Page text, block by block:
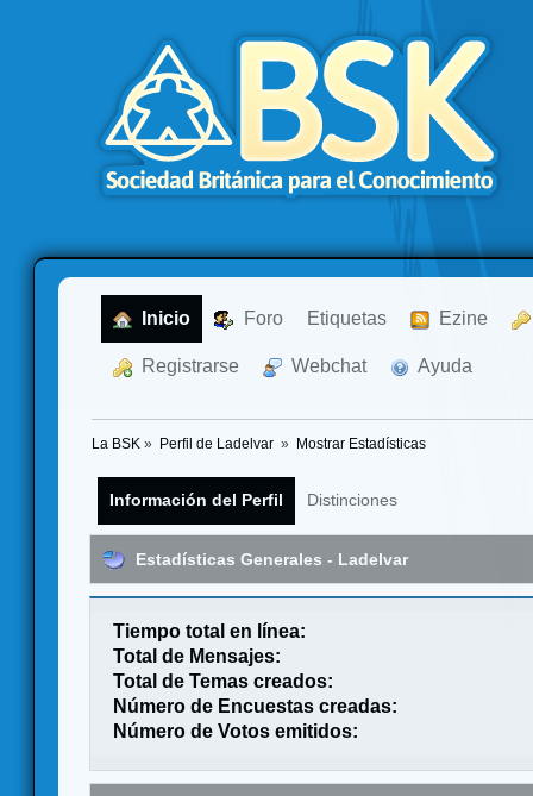
Inicio Foro Etiquetas Ezine
Registrarse Webchat Ayuda
La BSK » Perfil de Ladelvar » Mostrar Estadísticas
Información del Perfil Distinciones
Estadísticas Generales - Ladelvar
Tiempo total en línea:
Total de Mensajes:
Total de Temas creados:
Número de Encuestas creadas:
Número de Votos emitidos: